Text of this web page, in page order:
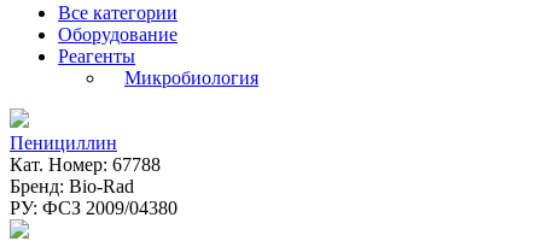
Все категории
Оборудование
Реагенты
Микробиология
Пенициллин
Кат. Номер: 67788
Бренд: Bio-Rad
РУ: ФСЗ 2009/04380